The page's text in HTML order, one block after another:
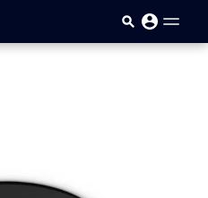
Sari la conținutul principal